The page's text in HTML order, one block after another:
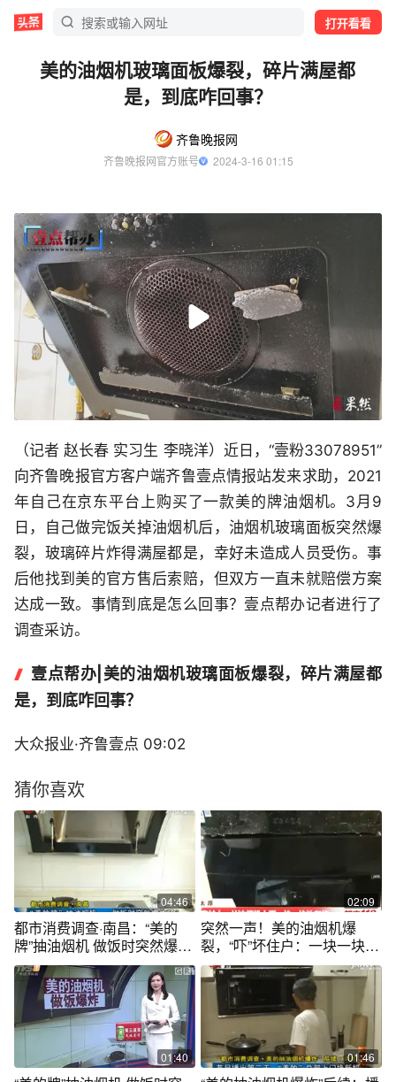
打开看看
美的油烟机玻璃面板爆裂，碎片满屋都
是，到底咋回事？
齐鲁晚报网
齐鲁晚报网官方账号
  2024-3-16 01:15
（记者 赵长春 实习生 李晓洋）近日，“壹粉33078951”
向齐鲁晚报官方客户端齐鲁壹点情报站发来求助，2021
年自己在京东平台上购买了一款美的牌油烟机。3月9
日，自己做完饭关掉油烟机后，油烟机玻璃面板突然爆
裂，玻璃碎片炸得满屋都是，幸好未造成人员受伤。事
后他找到美的官方售后索赔，但双方一直未就赔偿方案
达成一致。事情到底是怎么回事？壹点帮办记者进行了
调查采访。
壹点帮办|美的油烟机玻璃面板爆裂，碎片满屋都
是，到底咋回事？
大众报业·齐鲁壹点 09:02
猜你喜欢
04:46
都市消费调查·南昌：“美的
牌”抽油烟机 做饭时突然爆炸
了？
02:09
突然一声！美的油烟机爆
裂，“吓”坏住户：一块一块的
在炸
01:40 01:46